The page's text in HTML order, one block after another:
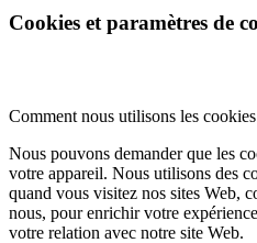
Cookies et paramètres de
Comment nous utilisons les cookies
Nous pouvons demander que les
votre appareil. Nous utilisons des
quand vous visitez nos sites Web,
nous, pour enrichir votre
votre relation avec notre site Web.